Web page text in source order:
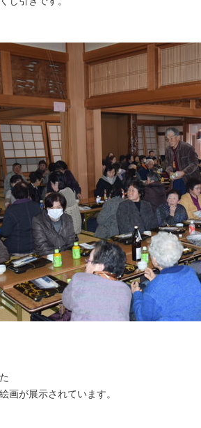
画が展示されています。